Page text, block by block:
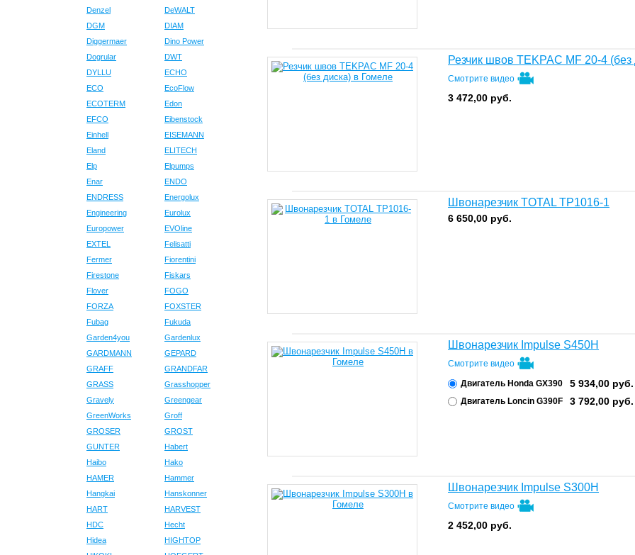
Denzel
DeWALT
DGM
DIAM
Diggermaer
Dino Power
Dogrular
DWT
DYLLU
ECHO
ECO
EcoFlow
ECOTERM
Edon
EFCO
Eibenstock
Einhell
EISEMANN
Eland
ELITECH
Elp
Elpumps
Enar
ENDO
ENDRESS
Energolux
Engineering
Eurolux
Europower
EVOline
EXTEL
Felisatti
Fermer
Fiorentini
Firestone
Fiskars
Flover
FOGO
FORZA
FOXSTER
Fubag
Fukuda
Garden4you
Gardenlux
GARDMANN
GEPARD
GRAFF
GRANDFAR
GRASS
Grasshopper
Gravely
Greengear
GreenWorks
Groff
GROSER
GROST
GUNTER
Habert
Haibo
Hako
HAMER
Hammer
Hangkai
Hanskonner
HART
HARVEST
HDC
Hecht
Hidea
HIGHTOP
Резчик швов TEKPAC MF 20-4 (без
Смотрите видео
3 472,00 руб.
Швонарезчик TOTAL TP1016-1
6 650,00 руб.
Швонарезчик Impulse S450H
Смотрите видео
Двигатель Honda GX390
5 934,00 руб.
Двигатель Loncin G390F 3 792,00 руб.
Швонарезчик Impulse S300H
Смотрите видео
2 452,00 руб.